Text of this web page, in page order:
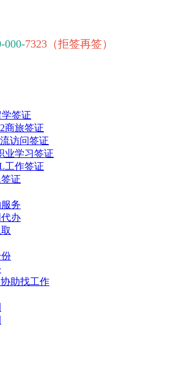
000-7323（拒签再签）
签证
商旅签证
访问签证
业学习签证
工作签证
证
务
办
助找工作